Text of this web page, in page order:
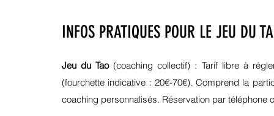
INFOS PRATIQUES POUR LE JEU DU
Jeu du Tao(coaching collectif) : Tarif libre à
(fourchette indicative : 20€-70€). Comprend la
coaching personnalisés. Réservation par téléphone